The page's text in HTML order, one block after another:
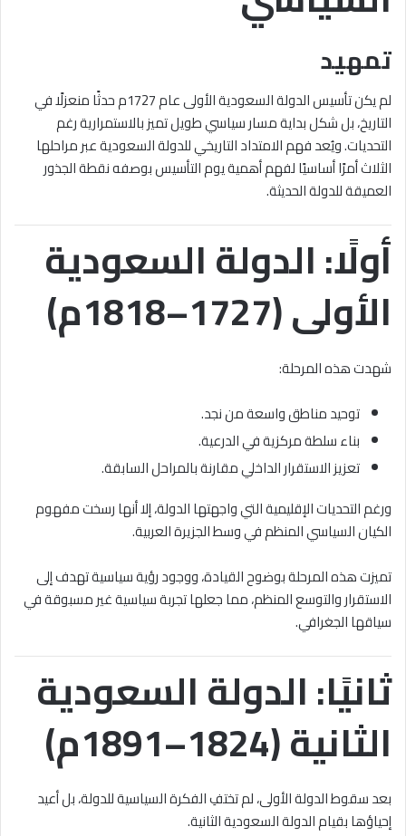
تمهيد
لم يكن تأسيس الدولة السعودية الأولى عام 1727م حدثًا منعزلًا في
التاريخ، بل شكل بداية مسار سياسي طويل تميز بالاستمرارية رغم
التحديات. ويُعد فهم الامتداد التاريخي للدولة السعودية عبر مراحلها
الثلاث أمرًا أساسيًا لفهم أهمية يوم التأسيس بوصفه نقطة الجذور
العميقة للدولة الحديثة.
أولًا: الدولة السعودية
الأولى (1727–1818م)
شهدت هذه المرحلة:
توحيد مناطق واسعة من نجد.
بناء سلطة مركزية في الدرعية.
تعزيز الاستقرار الداخلي مقارنة بالمراحل السابقة.
ورغم التحديات الإقليمية التي واجهتها الدولة، إلا أنها رسخت مفهوم
الكيان السياسي المنظم في وسط الجزيرة العربية.
تميزت هذه المرحلة بوضوح القيادة، ووجود رؤية سياسية تهدف إلى
الاستقرار والتوسع المنظم، مما جعلها تجربة سياسية غير مسبوقة في
سياقها الجغرافي.
ثانيًا: الدولة السعودية
الثانية (1824–1891م)
بعد سقوط الدولة الأولى، لم تختفِ الفكرة السياسية للدولة، بل أعيد
إحياؤها بقيام الدولة السعودية الثانية.